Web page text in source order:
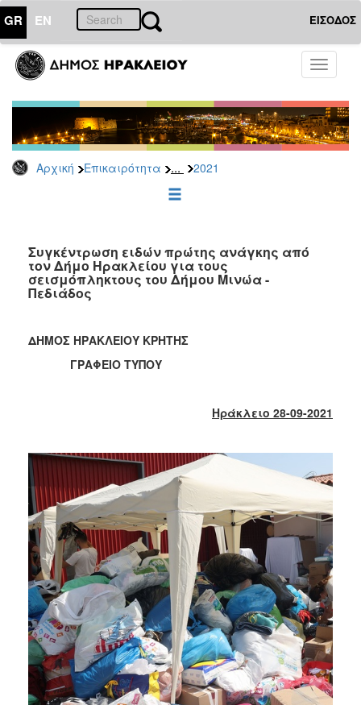
GR EN ΕΙΣΟΔΟΣ
Toggle
Αρχική Επικαιρότητα ... 2021
ΕΠΙΚΑΙΡΟΤΗΤΑ
Τύπου
Αρχείο
2026
2025
2022
2021
2020
2018
2017
2012
2011
2010
2006
ΔΗΜΟΤΗΣ
ΕΠΙΣΚΕΠΤΗΣ
ΗΡΑΚΛΕΙΟ
Συγκέντρωση ειδών πρώτης ανάγκης από
τον Δήμο Ηρακλείου για τους
σεισμόπληκτους του Δήμου Μινώα -
Πεδιάδος
ΔΗΜΟΣ ΗΡΑΚΛΕΙΟΥ ΚΡΗΤΗΣ
ΓΡΑΦΕΙΟ ΤΥΠΟΥ
Ηράκλειο 28-09-2021